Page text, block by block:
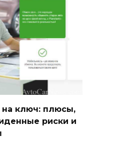
ключ: плюсы,
риски и